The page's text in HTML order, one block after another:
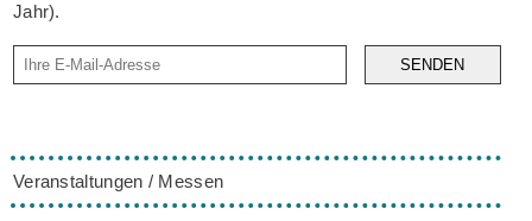
Jahr).
SENDEN
Veranstaltungen / Messen